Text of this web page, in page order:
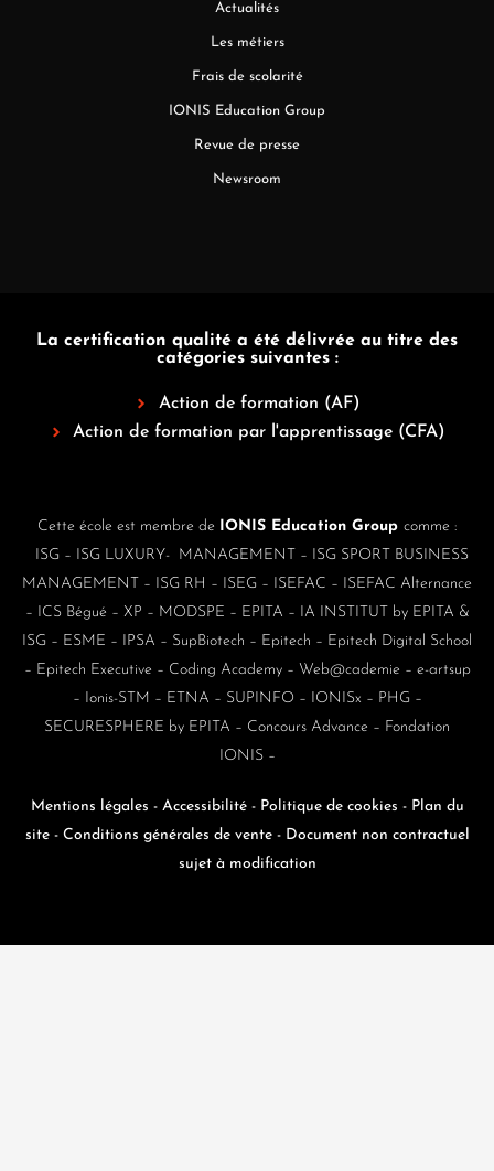
Actualités
Les métiers
Frais de scolarité
IONIS Education Group
Revue de presse
Newsroom
La certification qualité a été délivrée au titre des
catégories suivantes :
Action de formation (AF)
Action de formation par l'apprentissage (CFA)
Cette école est membre de IONIS Education Group comme :
ISG– ISG LUXURY- MANAGEMENT – ISG SPORT BUSINESS
MANAGEMENT – ISG RH – ISEG – ISEFAC – ISEFAC Alternance
– ICS Bégué – XP – MODSPE – EPITA – IA INSTITUT by EPITA &
ISG – ESME – IPSA – SupBiotech – Epitech – Epitech Digital School
– Epitech Executive – Coding Academy– Web@cademie – e-artsup
– Ionis-STM – ETNA – SUPINFO – IONISx – PHG –
SECURESPHERE by EPITA – Concours Advance – Fondation
IONIS –
Mentions légales - Accessibilité- Politique de cookies - Plan du
site- Conditions générales de vente -Document non contractuel
sujet à modification